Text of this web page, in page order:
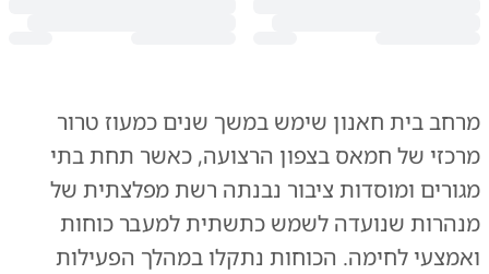
מרחב בית חאנון שימש במשך שנים כמעוז טרור
מרכזי של חמאס בצפון הרצועה, כאשר תחת בתי
מגורים ומוסדות ציבור נבנתה רשת מפלצתית של
מנהרות שנועדה לשמש כתשתית למעבר כוחות
ואמצעי לחימה. הכוחות נתקלו במהלך הפעילות